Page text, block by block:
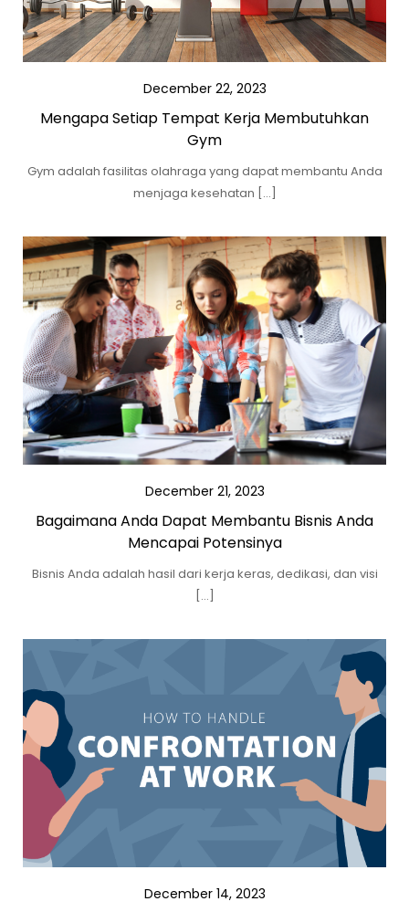
December 22, 2023
Mengapa Setiap Tempat Kerja Membutuhkan
Gym
Gym adalah fasilitas olahraga yang dapat membantu Anda
menjaga kesehatan […]
December 21, 2023
Bagaimana Anda Dapat Membantu Bisnis Anda
Mencapai Potensinya
Bisnis Anda adalah hasil dari kerja keras, dedikasi, dan visi
[…]
December 14, 2023